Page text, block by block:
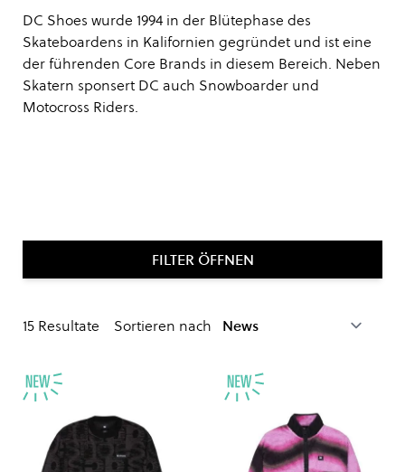
DC Shoes wurde 1994 in der Blütephase des
Skateboardens in Kalifornien gegründet und ist eine
der führenden Core Brands in diesem Bereich. Neben
Skatern sponsert DC auch Snowboarder und
Motocross Riders.
FILTER ÖFFNEN
15 Resultate Sortieren nach